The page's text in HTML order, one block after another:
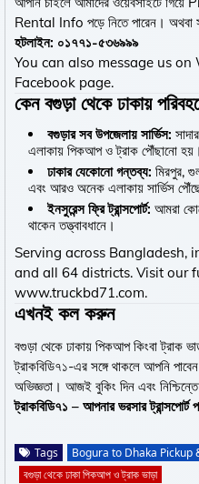
Rental Info পড়ে নিতে পারেন।
হটলাইন: ০১৭৭১-৫৩৬৯৯৯
You can also message us on
Facebook page.
কেন বগুড়া থেকে ঢাকায়
বগুড়ার সব উপজেলায় সার্ভিস:
এলাকায় পিকআপ ও ট্রাক পৌঁছানো হয়।
ঢাকার যেকোনো গন্তব্য: মিরপুর,
এবং আরও অনেক এলাকায় সার্ভিস পৌঁছে
ইনসুরেন্স ফ্রি ট্রান্সপোর্ট: আমরা
থাকেন তত্ত্বাবধানে।
Serving across Bangladesh,
and all 64 districts. Visit our
www.truckbd71.com.
এখনই কল করুন
বগুড়া থেকে ঢাকায় পিকআপ কিংবা ট্রাক
ট্রাকবিডি৭১-এর সঙ্গে থাকলে আপনি
অভিজ্ঞতা। আজই বুকিং দিন এবং
ট্রাকবিডি৭১ – আপনার ভরসার ট্রান্সপোর্ট
Tags
Bogura to Dhaka Pickup
বগুড়া থেকে ঢাকা পিকআপ ও ট্রাক ভাড়া